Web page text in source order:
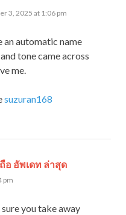
3, 2025 at 1:06 pm
an automatic name
tone came across
me.
suzuran168
อ อัพเดท ล่าสุด
pm
you take away